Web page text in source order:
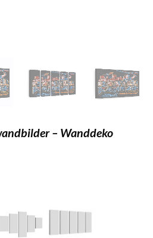
– Wanddeko